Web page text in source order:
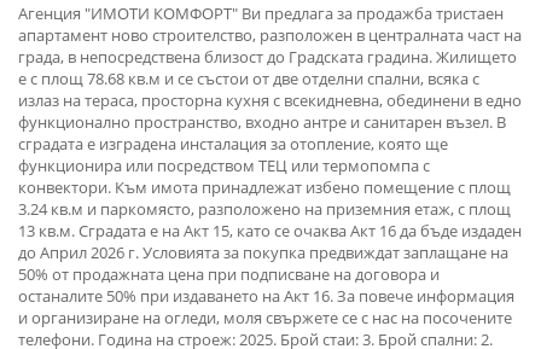
Агенция "ИМОТИ КОМФОРТ" Ви предлага за продажба тристаен
апартамент ново строителство, разположен в централната част на
града, в непосредствена близост до Градската градина. Жилището
е с площ 78.68 кв.м и се състои от две отделни спални, всяка с
излаз на тераса, просторна кухня с всекидневна, обединени в едно
функционално пространство, входно антре и санитарен възел. В
сградата е изградена инсталация за отопление, която ще
функционира или посредством ТЕЦ или термопомпа с
конвектори. Към имота принадлежат избено помещение с площ
3.24 кв.м и паркомясто, разположено на приземния етаж, с площ
13 кв.м. Сградата е на Акт 15, като се очаква Акт 16 да бъде издаден
до Април 2026 г. Условията за покупка предвиждат заплащане на
50% от продажната цена при подписване на договора и
останалите 50% при издаването на Акт 16. За повече информация
и организиране на огледи, моля свържете се с нас на посочените
телефони. Година на строеж: 2025. Брой стаи: 3. Брой спални: 2.